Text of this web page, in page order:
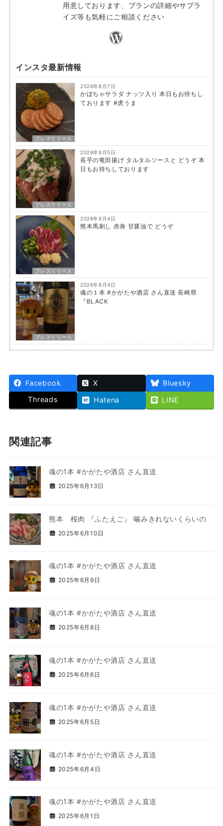
用意しております、プランの詳細やサプラ
イズ等も気軽にご相談ください
インスタ最新情報
プレスリリース
2026年8月7日
かぼちゃサラダ ナッツ入り 本日もお待ちし
ております #虎うま
プレスリリース
2026年8月5日
長芋の竜田揚げ タルタルソースと どうぞ 本
日もお待ちしております
プレスリリース
2026年8月4日
熊本馬刺し 赤身 甘醤油で どうぞ
プレスリリース
2026年8月4日
魂の１本 #かがたや酒店 さん直送 長崎県
『BLACK
Facebook X
Bluesky
Threads
Hatena LINE
関連記事
魂の1本 #かがたや酒店 さん直送
2025年6月13日
熊本 桜肉 『ふたえご』 噛みきれないくらいの
2025年6月10日
魂の1本 #かがたや酒店 さん直送
2025年6月9日
魂の1本 #かがたや酒店 さん直送
2025年6月8日
魂の1本 #かがたや酒店 さん直送
2025年6月6日
魂の1本 #かがたや酒店 さん直送
2025年6月5日
魂の1本 #かがたや酒店 さん直送
2025年6月4日
魂の1本 #かがたや酒店 さん直送
2025年6月1日